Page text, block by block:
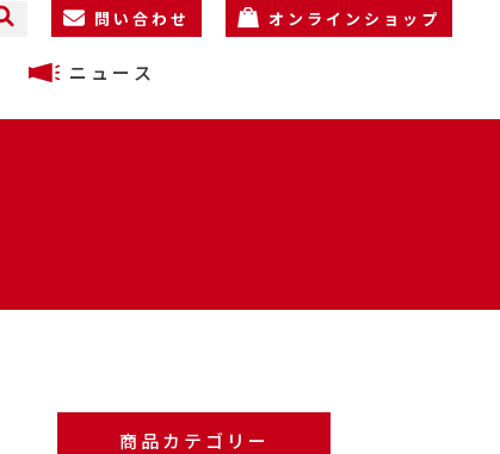
ニュース
問い合わせ オンラインショップ
商品カテゴリー